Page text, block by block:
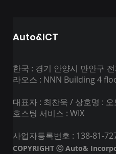
Auto&ICT
한국 : 경기 안양시 만안구
라오스 : NNN Building 4
대표자 : 최찬욱 / 상호명 :
호스팅 서비스 : WIX
사업자등록번호 : 138-81-
COPYRIGHT ⓒ Auto&